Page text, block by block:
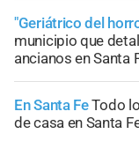
"Geriátrico del
municipio que
ancianos en Santa
En Santa FeTodo
de casa en Santa